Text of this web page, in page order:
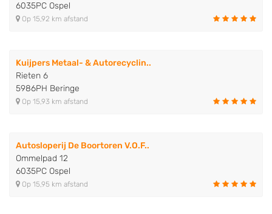
6035PC Ospel
Op 15,92 km afstand
Kuijpers Metaal- & Autorecyclin..
Rieten 6
5986PH Beringe
Op 15,93 km afstand
Autosloperij De Boortoren V.O.F..
Ommelpad 12
6035PC Ospel
Op 15,95 km afstand